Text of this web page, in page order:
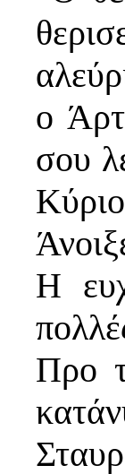
ο
σου
Η
Προ